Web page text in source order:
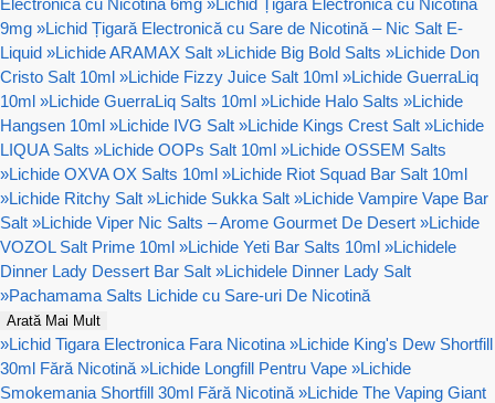
Electronică cu Nicotină 6mg »Lichid Țigară Electronică cu Nicotină
9mg »Lichid Țigară Electronică cu Sare de Nicotină – Nic Salt E-
Liquid »Lichide ARAMAX Salt »Lichide Big Bold Salts »Lichide Don
Cristo Salt 10ml »Lichide Fizzy Juice Salt 10ml »Lichide GuerraLiq
10ml »Lichide GuerraLiq Salts 10ml »Lichide Halo Salts »Lichide
Hangsen 10ml »Lichide IVG Salt »Lichide Kings Crest Salt »Lichide
LIQUA Salts »Lichide OOPs Salt 10ml »Lichide OSSEM Salts
»Lichide OXVA OX Salts 10ml »Lichide Riot Squad Bar Salt 10ml
»Lichide Ritchy Salt »Lichide Sukka Salt »Lichide Vampire Vape Bar
Salt »Lichide Viper Nic Salts – Arome Gourmet De Desert »Lichide
VOZOL Salt Prime 10ml »Lichide Yeti Bar Salts 10ml »Lichidele
Dinner Lady Dessert Bar Salt »Lichidele Dinner Lady Salt
»Pachamama Salts Lichide cu Sare-uri De Nicotină
Arată Mai Mult
»Lichid Tigara Electronica Fara Nicotina »Lichide King's Dew Shortfill
30ml Fără Nicotină »Lichide Longfill Pentru Vape »Lichide
Smokemania Shortfill 30ml Fără Nicotină »Lichide The Vaping Giant